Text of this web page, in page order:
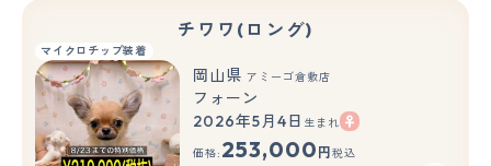
チワワ(ロング)
マイクロチップ装着
岡山県 アミーゴ倉敷店
フォーン
2026年5月4日 生まれ
価格: 253,000 円 税込